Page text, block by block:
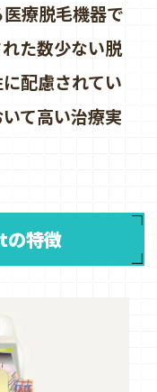
療脱毛機器で
た数少ない脱
配慮されてい
て高い治療実
特徴